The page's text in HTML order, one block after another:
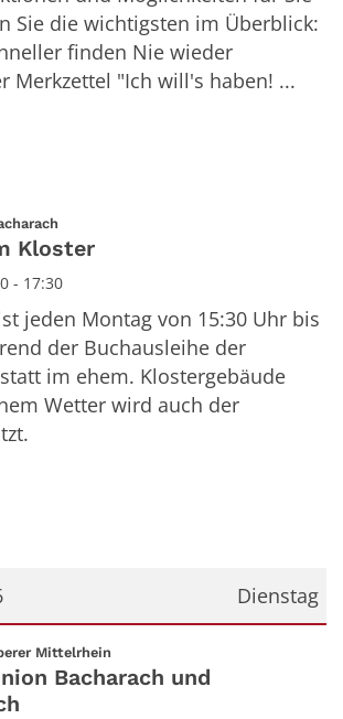
Sie die wichtigsten im Überblick:
finden Nie wieder
Merkzettel "Ich will's haben! ...
Kloster
- 17:30
jeden Montag von 15:30 Uhr bis
der Buchausleihe der
im ehem. Klostergebäude
Wetter wird auch der
Dienstag
2026
Mittelrhein
Bacharach und